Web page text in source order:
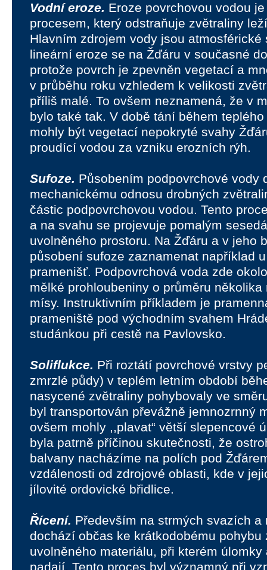
Vodní eroze. Eroze povrchovou vodou
procesem, který odstraňuje zvětraliny
Hlavním zdrojem vody jsou atmosférické
lineární eroze se na Žďáru v současné
protože povrch je zpevněn vegetací a
v průběhu roku vzhledem k velikosti
příliš malé. To ovšem neznamená, že v
bylo také tak. V době tání během
mohly být vegetací nepokryté svahy
proudící vodou za vzniku erozních rýh.
Sufoze. Působením podpovrchové vody
mechanickému odnosu drobných
částic podpovrchovou vodou. Tento
a na svahu se projevuje pomalým
uvolněného prostoru. Na Žďáru a v jeho
působení sufoze zaznamenat například
pramenišť. Podpovrchová voda zde
mělké prohloubeniny o průměru několika
mísy. Instruktivním příkladem je
prameniště pod východním svahem
studánkou při cestě na Pavlovsko.
Soliflukce. Při roztátí povrchové vrstvy
zmrzlé půdy) v teplém letním období
nasycené zvětraliny pohybovaly ve
byl transportován převážně jemnozrnný
ovšem mohly ,,plavat“ větší slepencové
byla patrně příčinou skutečnosti, že
balvany nacházíme na polích pod
vzdálenosti od zdrojové oblasti, kde v
jílovité ordovické břidlice.
Řícení. Především na strmých svazích
dochází občas ke krátkodobému pohybu
uvolněného materiálu, při kterém
padají. Tento proces byl významný při